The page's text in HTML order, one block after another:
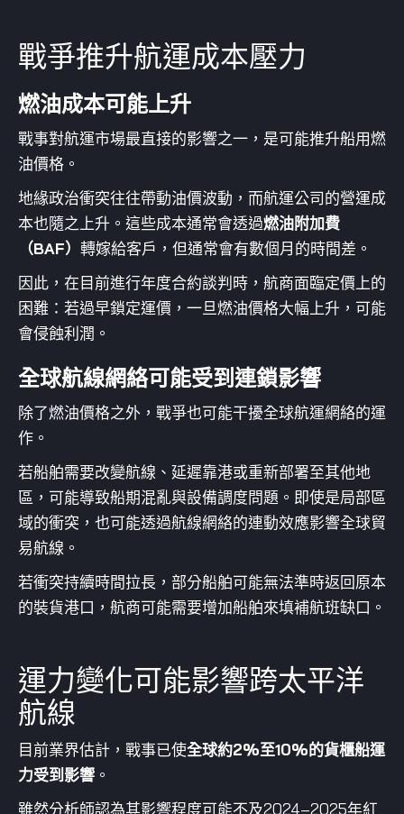
戰爭推升航運成本壓力
燃油成本可能上升
戰事對航運市場最直接的影響之一，是可能推升船用燃
油價格。
地緣政治衝突往往帶動油價波動，而航運公司的營運成
本也隨之上升。這些成本通常會透過燃油附加費
（BAF） 轉嫁給客戶，但通常會有數個月的時間差。
因此，在目前進行年度合約談判時，航商面臨定價上的
困難：若過早鎖定運價，一旦燃油價格大幅上升，可能
會侵蝕利潤。
全球航線網絡可能受到連鎖影響
除了燃油價格之外，戰爭也可能干擾全球航運網絡的運
作。
若船舶需要改變航線、延遲靠港或重新部署至其他地
區，可能導致船期混亂與設備調度問題。即使是局部區
域的衝突，也可能透過航線網絡的連動效應影響全球貿
易航線。
若衝突持續時間拉長，部分船舶可能無法準時返回原本
的裝貨港口，航商可能需要增加船舶來填補航班缺口。
運力變化可能影響跨太平洋
航線
目前業界估計，戰事已使全球約2%至10%的貨櫃船運
力受到影響 。
雖然分析師認為其影響程度可能不及2024–2025年紅